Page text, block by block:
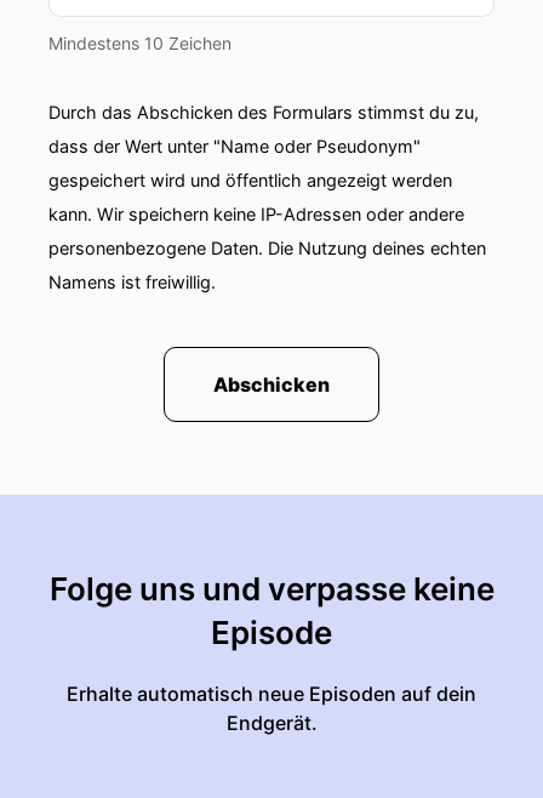
Mindestens 10 Zeichen
Durch das Abschicken des Formulars stimmst du zu,
dass der Wert unter "Name oder Pseudonym"
gespeichert wird und öffentlich angezeigt werden
kann. Wir speichern keine IP-Adressen oder andere
personenbezogene Daten. Die Nutzung deines echten
Namens ist freiwillig.
Abschicken
Folge uns und verpasse keine
Episode
Erhalte automatisch neue Episoden auf dein
Endgerät.